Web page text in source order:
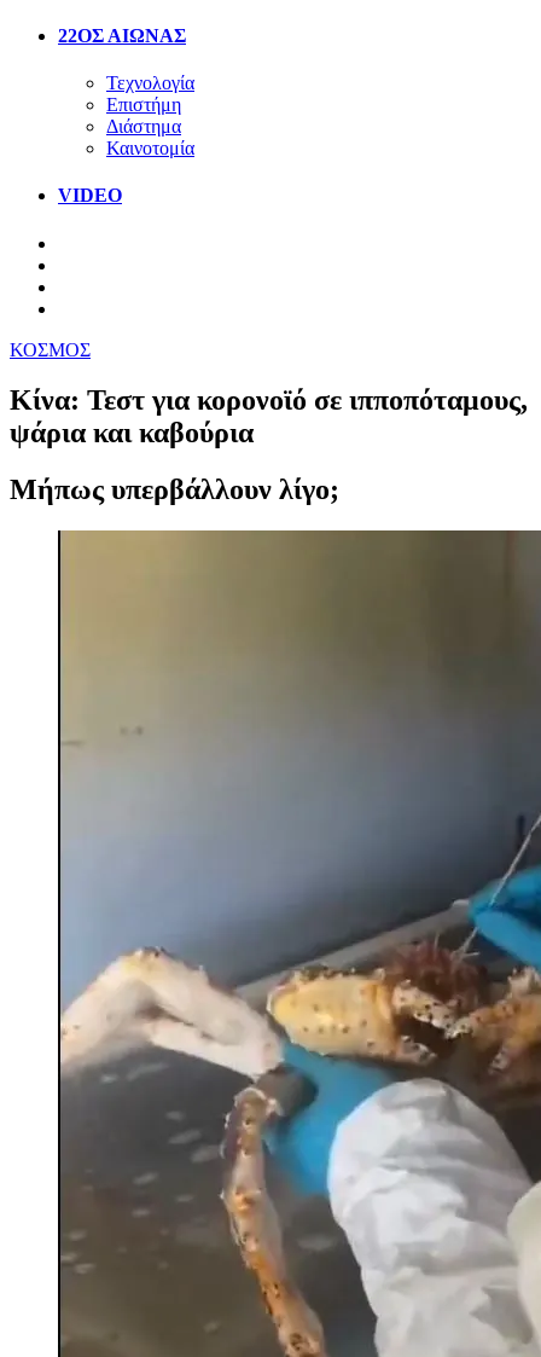
22ΟΣ ΑΙΩΝΑΣ
Τεχνολογία
Επιστήμη
Διάστημα
Καινοτομία
VIDEO
ΚΟΣΜΟΣ
Κίνα: Τεστ για κορονοϊό σε ιπποπόταμους,
ψάρια και καβούρια
Μήπως υπερβάλλουν λίγο;